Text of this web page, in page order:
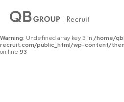
Warning : Undefined array key 0 in
recruit.com/public_html/wp-content/
on line92
Warning: Undefined array key 3 in /home/
recruit.com/public_html/wp-content/
on line 93